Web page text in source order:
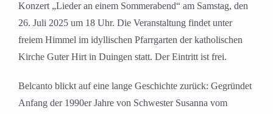
Konzert „Lieder an einem Sommerabend“ am Samstag, den
26. Juli 2025 um 18 Uhr. Die Veranstaltung findet unter
freiem Himmel im idyllischen Pfarrgarten der katholischen
Kirche Guter Hirt in Duingen statt. Der Eintritt ist frei.
Belcanto blickt auf eine lange Geschichte zurück: Gegründet
Anfang der 1990er Jahre von Schwester Susanna vom